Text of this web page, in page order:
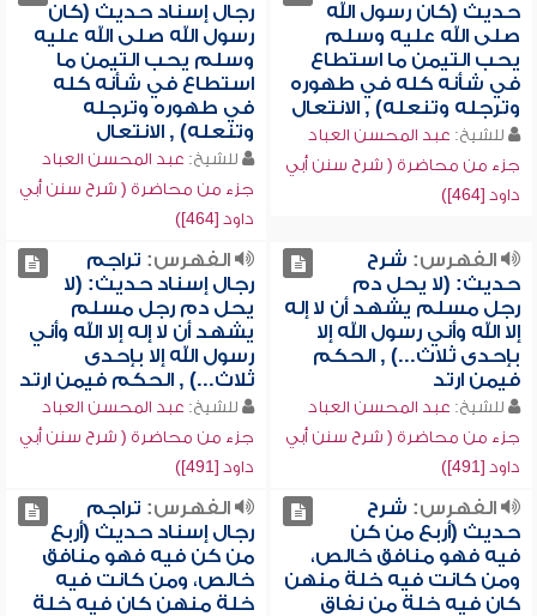
حديث (كان رسول الله
صلى الله عليه وسلم
يحب التيمن ما استطاع
في شأنه كله في طهوره
وترجله وتنعله) , الانتعال
للشيخ: عبد المحسن العباد
جزء من محاضرة ( شرح سنن أبي
داود [464])
رجال إسناد حديث (كان
رسول الله صلى الله عليه
وسلم يحب التيمن ما
استطاع في شأنه كله
في طهوره وترجله
وتنعله) , الانتعال
للشيخ: عبد المحسن العباد
جزء من محاضرة ( شرح سنن أبي
داود [464])
الفهرس: شرح
حديث: (لا يحل دم
رجل مسلم يشهد أن لا إله
إلا الله وأني رسول الله إلا
بإحدى ثلاث...) , الحكم
فيمن ارتد
للشيخ: عبد المحسن العباد
جزء من محاضرة ( شرح سنن أبي
داود [491])
الفهرس: تراجم
رجال إسناد حديث: (لا
يحل دم رجل مسلم
يشهد أن لا إله إلا الله وأني
رسول الله إلا بإحدى
ثلاث...) , الحكم فيمن ارتد
للشيخ: عبد المحسن العباد
جزء من محاضرة ( شرح سنن أبي
داود [491])
الفهرس: شرح
حديث (أربع من كن
فيه فهو منافق خالص،
ومن كانت فيه خلة منهن
كان فيه خلة من نفاق
الفهرس: تراجم
رجال إسناد حديث (أربع
من كن فيه فهو منافق
خالص، ومن كانت فيه
خلة منهن كان فيه خلة